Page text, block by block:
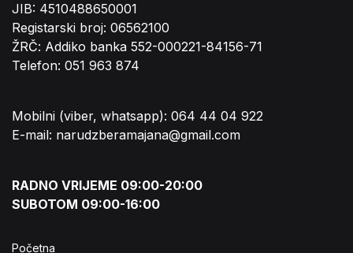
JIB: 4510488650001
Registarski broj: 06562100
ŽRČ: Addiko banka 552-000221-84156-71
Telefon: 051 963 874
Mobilni (viber, whatsapp): 064 44 04 922
E-mail: narudzberamajana@gmail.com
RADNO VRIJEME 09:00-20:00
SUBOTOM 09:00-16:00
Početna